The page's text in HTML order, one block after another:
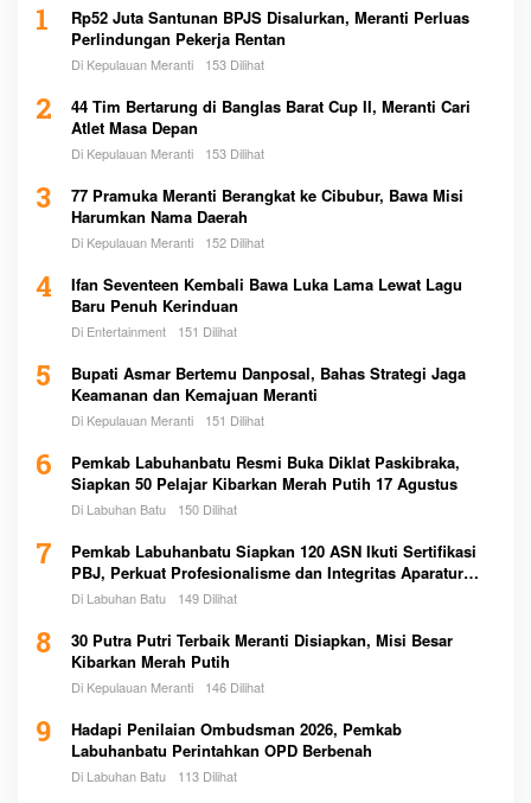
1
Rp52 Juta Santunan BPJS Disalurkan, Meranti Perluas
Perlindungan Pekerja Rentan
Di Kepulauan Meranti 153 Dilihat
2
44 Tim Bertarung di Banglas Barat Cup II, Meranti Cari
Atlet Masa Depan
Di Kepulauan Meranti 153 Dilihat
3
77 Pramuka Meranti Berangkat ke Cibubur, Bawa Misi
Harumkan Nama Daerah
Di Kepulauan Meranti 152 Dilihat
4
Ifan Seventeen Kembali Bawa Luka Lama Lewat Lagu
Baru Penuh Kerinduan
Di Entertainment 151 Dilihat
5
Bupati Asmar Bertemu Danposal, Bahas Strategi Jaga
Keamanan dan Kemajuan Meranti
Di Kepulauan Meranti 151 Dilihat
6
Pemkab Labuhanbatu Resmi Buka Diklat Paskibraka,
Siapkan 50 Pelajar Kibarkan Merah Putih 17 Agustus
Di Labuhan Batu 150 Dilihat
7
Pemkab Labuhanbatu Siapkan 120 ASN Ikuti Sertifikasi
PBJ, Perkuat Profesionalisme dan Integritas Aparatur
Pemerintah
Di Labuhan Batu 149 Dilihat
8
30 Putra Putri Terbaik Meranti Disiapkan, Misi Besar
Kibarkan Merah Putih
Di Kepulauan Meranti 146 Dilihat
9
Hadapi Penilaian Ombudsman 2026, Pemkab
Labuhanbatu Perintahkan OPD Berbenah
Di Labuhan Batu 113 Dilihat